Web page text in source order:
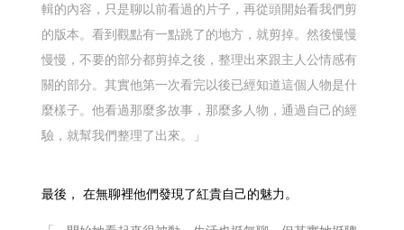
輯的內容，只是聊以前看過的片子，再從頭開始看我們剪
的版本。看到觀點有一點跳了的地方，就剪掉。然後慢慢
慢慢，不要的部分都剪掉之後，整理出來跟主人公情感有
關的部分。其實他第一次看完以後已經知道這個人物是什
麼樣子。他看過那麼多故事，那麼多人物，通過自己的經
驗，就幫我們整理了出來。」
最後， 在無聊裡他們發現了紅貴自己的魅力。